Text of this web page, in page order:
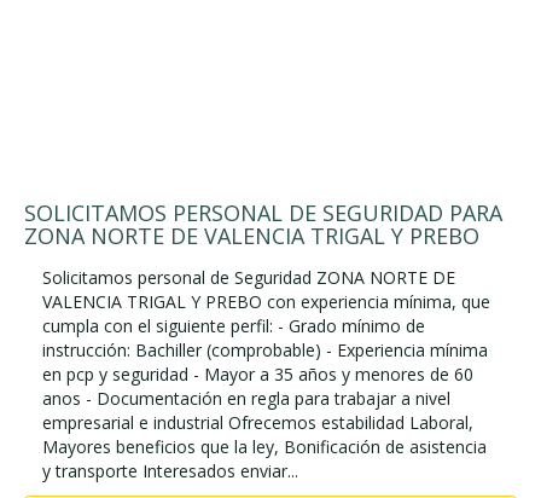
SOLICITAMOS PERSONAL DE SEGURIDAD PARA
ZONA NORTE DE VALENCIA TRIGAL Y PREBO
Solicitamos personal de Seguridad ZONA NORTE DE
VALENCIA TRIGAL Y PREBO con experiencia mínima, que
cumpla con el siguiente perfil: - Grado mínimo de
instrucción: Bachiller (comprobable) - Experiencia mínima
en pcp y seguridad - Mayor a 35 años y menores de 60
anos - Documentación en regla para trabajar a nivel
empresarial e industrial Ofrecemos estabilidad Laboral,
Mayores beneficios que la ley, Bonificación de asistencia
y transporte Interesados enviar...